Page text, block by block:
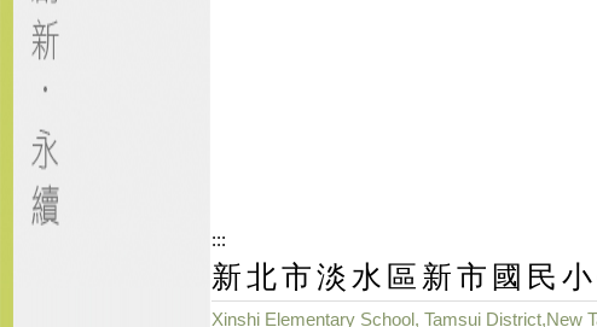
:::
新北市淡水區新市國民
Xinshi Elementary School, Tamsui District,New